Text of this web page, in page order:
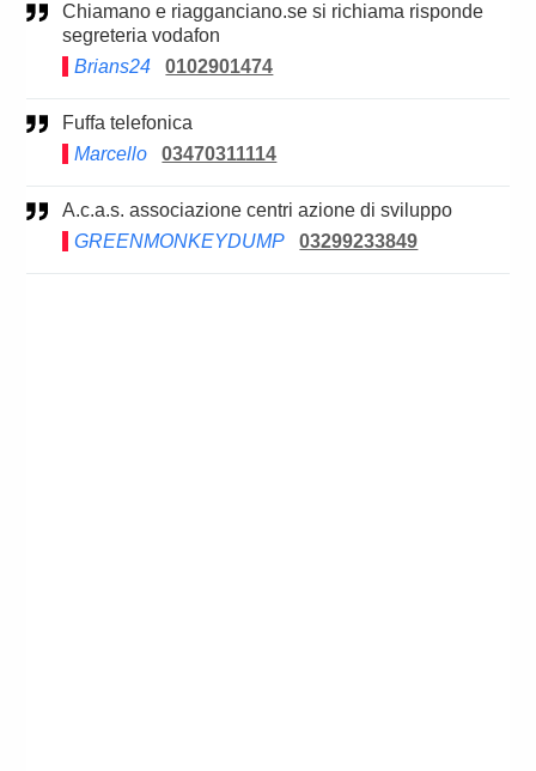
Chiamano e riagganciano.se si richiama risponde
segreteria vodafon
Brians24
0102901474
Fuffa telefonica
Marcello
03470311114
A.c.a.s. associazione centri azione di sviluppo
GREENMONKEYDUMP
03299233849